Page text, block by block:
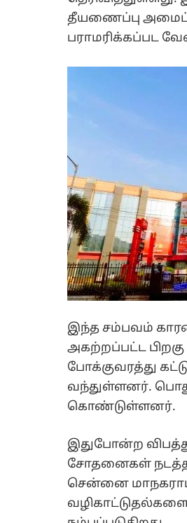
தீயணைப்பு
பராமரிக்கப்பட
இந்த சம்பவம்
அகற்றப்பட்ட
போக்குவரத்து
வந்துள்ளனர்.
கொண்டுள்ளனர்.
இதுபோன்ற
சோதனைகள்
சென்னை